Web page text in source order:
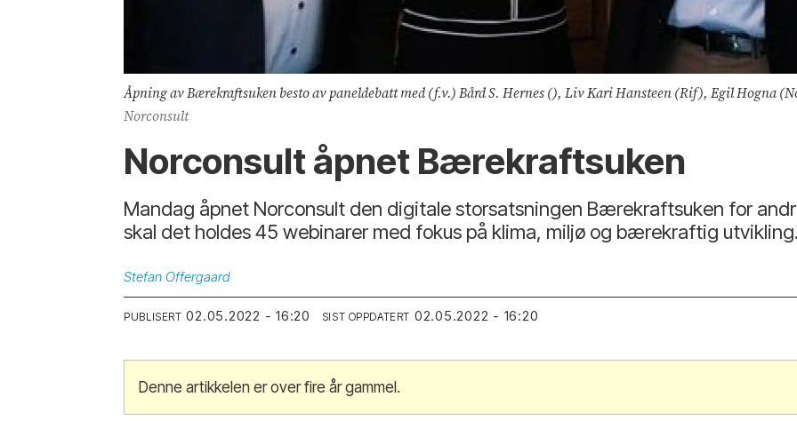
Åpning av Bærekraftsuken besto av paneldebatt med (f.v.) Bård S. Hernes (), Liv Kari Hansteen (Rif), Egil Hogna
Norconsult
Norconsult åpnet Bærekraftsuken
Mandag åpnet Norconsult den digitale storsatsningen Bærekraftsuken for
skal det holdes 45 webinarer med fokus på klima, miljø og bærekraftig utvikling.
Stefan Offergaard
PUBLISERT 02.05.2022 - 16:20 SIST OPPDATERT 02.05.2022 - 16:20
Denne artikkelen er over fire år gammel.